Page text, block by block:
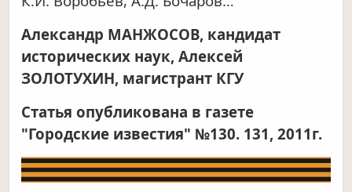
Александр МАНЖОСОВ, кандидат
исторических наук, Алексей
ЗОЛОТУХИН, магистрант КГУ
Статья опубликована в газете
"Городские известия" №130. 131, 2011г.